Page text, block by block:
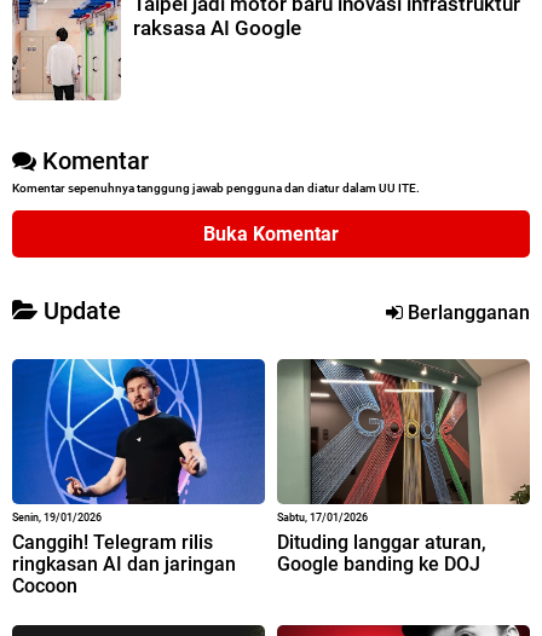
raksasa AI Google
Komentar
Komentar sepenuhnya tanggung jawab pengguna dan diatur dalam UU ITE.
Buka Komentar
Update Berlangganan
Senin, 19/01/2026
Canggih! Telegram rilis
ringkasan AI dan jaringan
Cocoon
Sabtu, 17/01/2026
Dituding langgar aturan,
Google banding ke DOJ